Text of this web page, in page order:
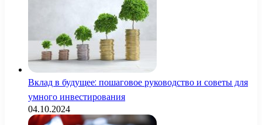
Вклад в будущее: пошаговое руководство и советы для
умного инвестирования
04.10.2024